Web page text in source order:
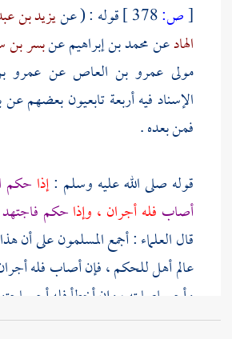
[ص: قوله : ( عنيزيد بن
الهادعنمحمد بن إبراهيمعنبسر بن
مولى عمرو بن العاصعن عمرو
الإسناد فيه أربعة تابعيون بعضهم
فمن بعده .
قوله صلى الله عليه وسلم :إذا حكم
أصاب فله أجران ، وإذاحكم
قال العلماء : أجمع المسلمون على أن
عالم أهل للحكم ، فإن أصاب فله
وأجر بإصابته ، وإن أخطأ فله أجر